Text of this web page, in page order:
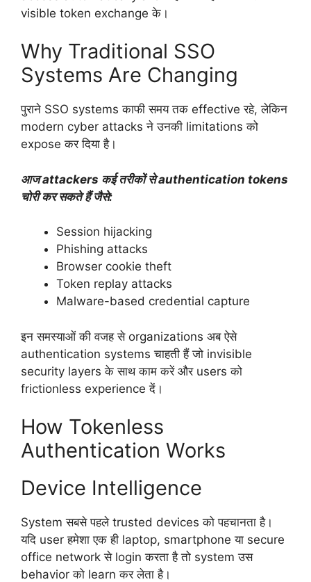
visible token exchange के।
Why Traditional SSO
Systems Are Changing
पुराने SSO systems काफी समय तक effective रहे, लेकिन
modern cyber attacks ने उनकी limitations को
expose कर दिया है।
आज attackers कई तरीकों से authentication tokens
चोरी कर सकते हैं जैसे:
Session hijacking
Phishing attacks
Browser cookie theft
Token replay attacks
Malware-based credential capture
इन समस्याओं की वजह से organizations अब ऐसे
authentication systems चाहती हैं जो invisible
security layers के साथ काम करें और users को
frictionless experience दें।
How Tokenless
Authentication Works
Device Intelligence
System सबसे पहले trusted devices को पहचानता है।
यदि user हमेशा एक ही laptop, smartphone या secure
office network से login करता है तो system उस
behavior को learn कर लेता है।